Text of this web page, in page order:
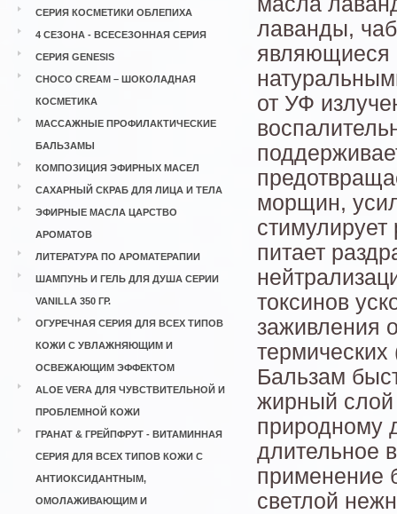
СЕРИЯ КОСМЕТИКИ ОБЛЕПИХА
4 СЕЗОНА - ВСЕСЕЗОННАЯ СЕРИЯ
СЕРИЯ GENESIS
CHOCO CREAM – ШОКОЛАДНАЯ
КОСМЕТИКА
МАССАЖНЫЕ ПРОФИЛАКТИЧЕСКИЕ
БАЛЬЗАМЫ
КОМПОЗИЦИЯ ЭФИРНЫХ МАСЕЛ
САХАРНЫЙ СКРАБ ДЛЯ ЛИЦА И ТЕЛА
ЭФИРНЫЕ МАСЛА ЦАРСТВО
АРОМАТОВ
ЛИТЕРАТУРА ПО АРОМАТЕРАПИИ
ШАМПУНЬ И ГЕЛЬ ДЛЯ ДУША СЕРИИ
VANILLA 350 ГР.
ОГУРЕЧНАЯ СЕРИЯ ДЛЯ ВСЕХ ТИПОВ
КОЖИ С УВЛАЖНЯЮЩИМ И
ОСВЕЖАЮЩИМ ЭФФЕКТОМ
ALOE VERA ДЛЯ ЧУВСТВИТЕЛЬНОЙ И
ПРОБЛЕМНОЙ КОЖИ
ГРАНАТ & ГРЕЙПФРУТ - ВИТАМИННАЯ
СЕРИЯ ДЛЯ ВСЕХ ТИПОВ КОЖИ С
АНТИОКСИДАНТНЫМ,
ОМОЛАЖИВАЮЩИМ И
лаванды,
являющиеся
от УФ
морщин,
стимулирует
питает
токсинов
заживления
термических
Бальзам
жирный слой
природному
длительное
применение
светлой